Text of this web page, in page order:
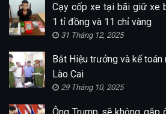
Cạy cốp xe tại bãi giữ xe
1 tỉ đồng và 11 chỉ vàng
31 Tháng 12, 2025
Bắt Hiệu trưởng và kế
Lào Cai
29 Tháng 10, 2025